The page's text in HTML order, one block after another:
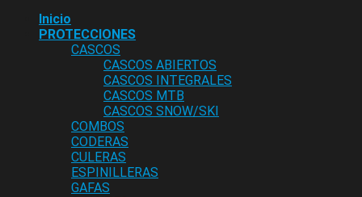
Inicio
PROTECCIONES
CASCOS
CASCOS ABIERTOS
CASCOS INTEGRALES
CASCOS MTB
CASCOS SNOW/SKI
COMBOS
CODERAS
CULERAS
ESPINILLERAS
GAFAS